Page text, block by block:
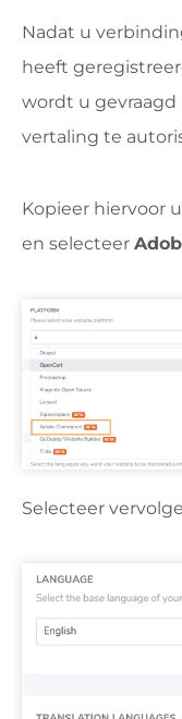
Nadat u
heeft
wordt u
vertaling te
Kopieer hiervoor
en selecteer
Selecteer